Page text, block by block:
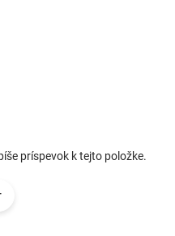
príspevok k tejto položke.